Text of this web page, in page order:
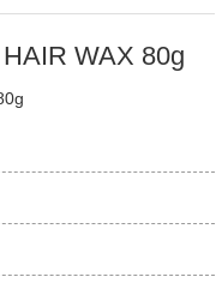
WAX 80g